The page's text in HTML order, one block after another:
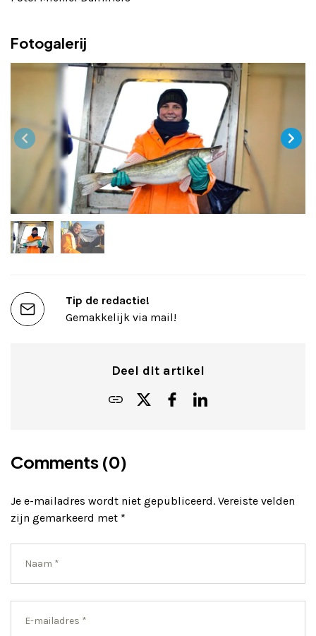
Fotogalerij
Tip de redactie!
Gemakkelijk via mail!
Deel dit artikel
Comments (0)
Je e-mailadres wordt niet gepubliceerd. Vereiste velden
zijn gemarkeerd met *